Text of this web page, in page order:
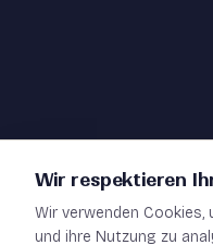
Impressum
Wir respektieren
Wir verwenden
und ihre Nutzung zu